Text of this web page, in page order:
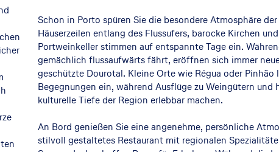
Schon in Porto spüren Sie die besondere Atmosphäre
Häuserzeilen entlang des Flussufers, barocke Kirchen
Portweinkeller stimmen auf entspannte Tage ein.
gemächlich flussaufwärts fährt, eröffnen sich immer
geschützte Dourotal. Kleine Orte wie Régua oder Pinhão
Begegnungen ein, während Ausflüge zu Weingütern
kulturelle Tiefe der Region erlebbar machen.
An Bord genießen Sie eine angenehme, persönliche
stilvoll gestaltetes Restaurant mit regionalen